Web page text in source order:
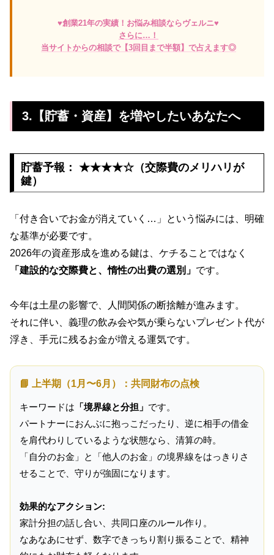
♥創業21年の実績！お悩み相談ならヴェルニ♥
さらに…！
当サイトからの相談で【3回目まで半額】で占えます◎
3.【貯蓄・資産】を増やしたいあなたへ
貯蓄予報： ★★★★☆（交際費のメリハリが
鍵）
「付き合いでお金が消えていく…」という悩みには、明確
な基準が必要です。
2026年の資産形成を進める鍵は、ケチることではなく
「建設的な交際費と、惰性の出費の選別」 です。
今年は土星の影響で、人間関係の断捨離が進みます。
それに伴い、義理の飲み会や気が乗らないプレゼント代が
浮き、手元に残るお金が増える運気です。
📘 上半期（1月〜6月）：共同財布の点検
キーワードは 「境界線と分担」 です。
パートナーにおんぶに抱っこだったり、逆に相手の借金
を肩代わりしているような状態なら、清算の時。
「自分のお金」と「他人のお金」の境界線をはっきりさ
せることで、守りが強固になります。
効果的なアクション:
家計分担の話し合い、共同口座のルール作り。
なあなあにせず、数字できっちり割り振ることで、精神